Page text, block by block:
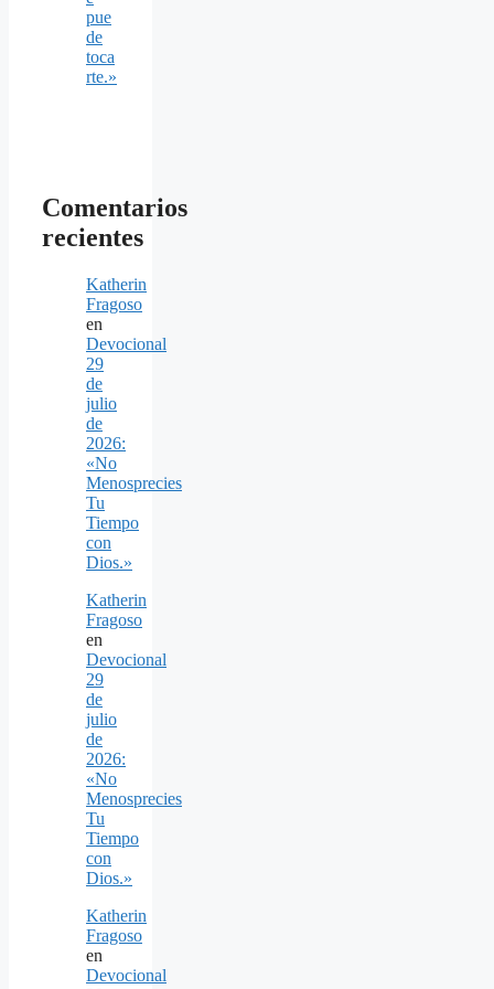
pue
de
toca
rte.»
Comentarios
recientes
Katherin
Fragoso
en
Devocional
29
de
julio
de
2026:
«No
Menosprecies
Tu
Tiempo
con
Dios.»
Katherin
Fragoso
en
Devocional
29
de
julio
de
2026:
«No
Menosprecies
Tu
Tiempo
con
Dios.»
Katherin
Fragoso
en
Devocional